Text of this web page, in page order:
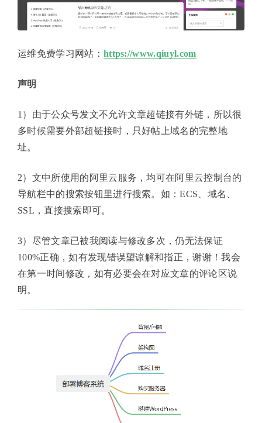
运维免费学习网站： https://www.qiuyl.com
声明
1）由于公众号发文不允许文章超链接有外链，所以很
多时候需要外部超链接时，只好帖上域名的完整地
址。
2）文中所使用的阿里云服务，均可在阿里云控制台的
导航栏中的搜索按钮里进行搜索。如：ECS、域名、
SSL，直接搜索即可。
3）尽管文章已被我阅读与修改多次，仍无法保证
100%正确，如有发现错误望谅解和指正，谢谢！我会
在第一时间修改，如有必要会在对应文章的评论区说
明。